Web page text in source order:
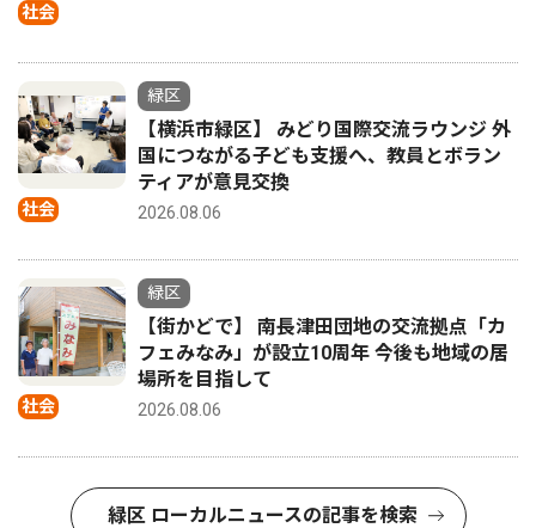
社会
社会
緑区
【横浜市緑区】 みどり国際交流ラウンジ 外
国につながる子ども支援へ、教員とボラン
ティアが意見交換
2026.08.06
社会
緑区
【街かどで】 南長津田団地の交流拠点「カ
フェみなみ」が設立10周年 今後も地域の居
場所を目指して
2026.08.06
緑区 ローカルニュースの記事を検索